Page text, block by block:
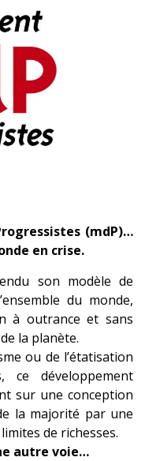
(mdP)…
en crise.
son modèle de
du monde,
à outrance et sans
la planète.
ou de l’étatisation
ce développement
sur une conception
la majorité par une
de richesses.
autre voie…